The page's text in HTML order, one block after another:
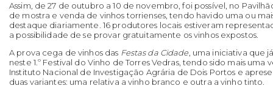
Assim, de 27 de outubro a 10 de novembro, foi possível, no
de mostra e venda de vinhos torrienses, tendo havido uma ou
destaque diariamente. 16 produtores locais estiveram
a possibilidade de se provar gratuitamente os vinhos expostos.
A prova cega de vinhos das Festas da Cidade, uma iniciativa que
neste 1.º Festival do Vinho de Torres Vedras, tendo sido mais
Instituto Nacional de Investigação Agrária de Dois Portos e
duas variantes: uma relativa a vinho branco e outra a vinho tinto.